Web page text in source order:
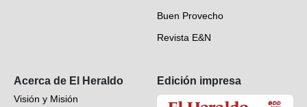
Buen Provecho
Revista E&N
Acerca de El Heraldo
Visión y Misión
Edición impresa